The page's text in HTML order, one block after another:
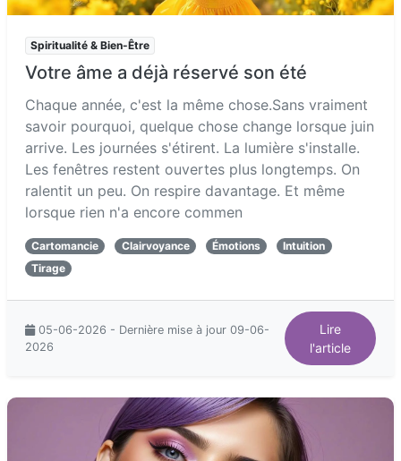
Spiritualité & Bien-Être
Votre âme a déjà réservé son été
Chaque année, c'est la même chose.Sans vraiment
savoir pourquoi, quelque chose change lorsque juin
arrive. Les journées s'étirent. La lumière s'installe.
Les fenêtres restent ouvertes plus longtemps. On
ralentit un peu. On respire davantage. Et même
lorsque rien n'a encore commen
Cartomancie Clairvoyance Émotions
Intuition
Tirage
05-06-2026 - Dernière mise à jour 09-06-
2026
Lire
l'article